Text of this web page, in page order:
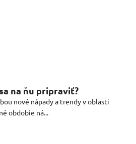
na ňu pripraviť?
nové nápady a trendy v oblasti
obdobie ná...